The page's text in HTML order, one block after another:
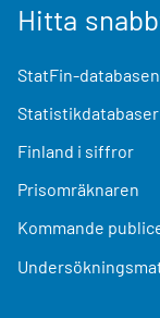
Hitta
StatFin-databasen
Statistikdatabaser
Finland i siffror
Prisomräknaren
Kommande